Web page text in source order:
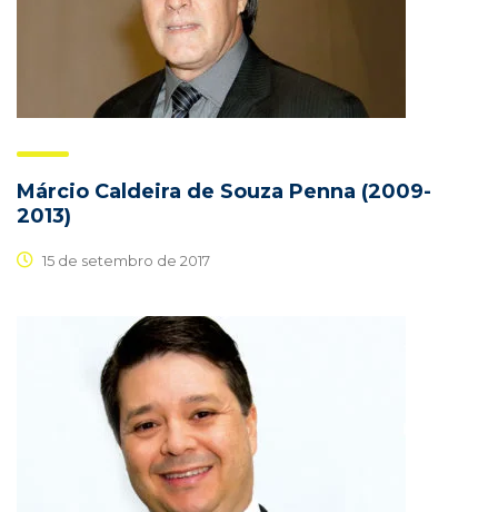
Márcio Caldeira de Souza Penna (2009-
2013)
15 de setembro de 2017